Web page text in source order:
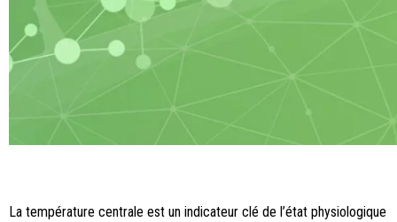
La température centrale est un indicateur clé de l’état physiologique